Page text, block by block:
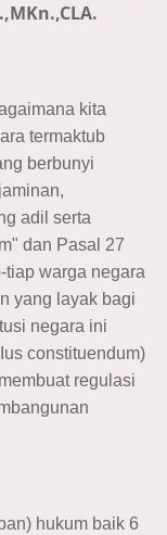
kita
termaktub
berbunyi
adil serta
dan Pasal 27
tiap warga negara
yang layak bagi
negara ini
constituendum)
regulasi
hukum baik 6